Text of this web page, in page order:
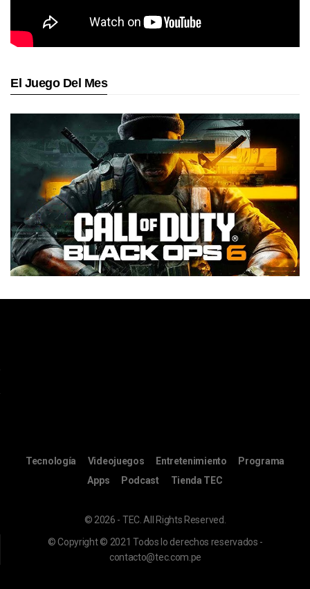
El Juego Del Mes
Tecnología Videojuegos Entretenimiento
Programa
Apps
Podcast Tienda TEC
© 2026 - TEC. All Rights Reserved.
© Copyright © 2021 Todos lo derechos reservados -
contacto@tec.com.pe